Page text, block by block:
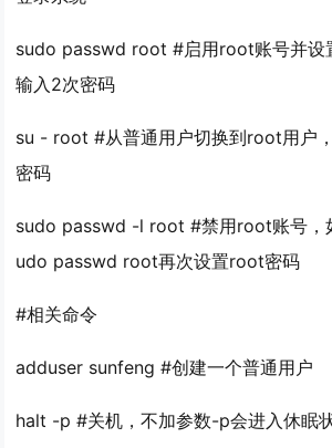
sudo passwd root #启用root账号并设
输入2次密码
su - root #从普通用户切换到root用户
密码
sudo passwd -l root #禁用root账号，
udo passwd root再次设置root密码
#相关命令
adduser sunfeng #创建一个普通用户
halt -p #关机，不加参数-p会进入休眠